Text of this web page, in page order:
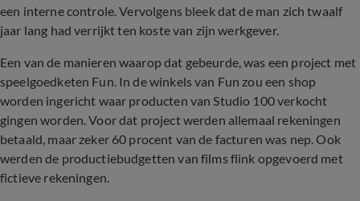
een interne controle. Vervolgens bleek dat de man zich twaalf
jaar lang had verrijkt ten koste van zijn werkgever.
Een van de manieren waarop dat gebeurde, was een project met
speelgoedketen Fun. In de winkels van Fun zou een shop
worden ingericht waar producten van Studio 100 verkocht
gingen worden. Voor dat project werden allemaal rekeningen
betaald, maar zeker 60 procent van de facturen was nep. Ook
werden de productiebudgetten van films flink opgevoerd met
fictieve rekeningen.